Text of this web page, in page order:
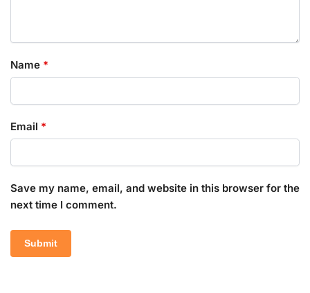
Name *
Email *
Save my name, email, and website in this browser for the
next time I comment.